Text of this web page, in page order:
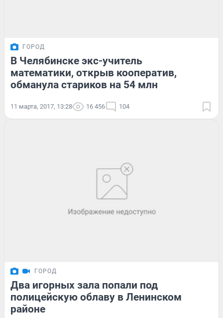
ГОРОД
В Челябинске экс-учитель
математики, открыв кооператив,
обманула стариков на 54 млн
11 марта, 2017, 13:28 16 456 104
ГОРОД
Два игорных зала попали под
полицейскую облаву в Ленинском
районе